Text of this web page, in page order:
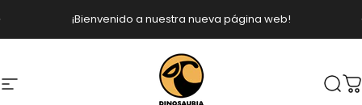
¡Bienvenido a nuestra nueva página web!
diapositivas pausa
Navegación Dinosauria Creatures